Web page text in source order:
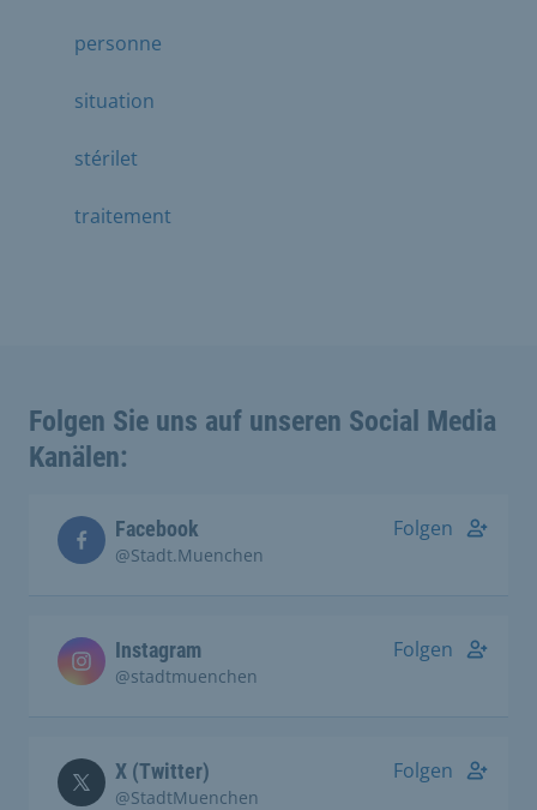
personne
situation
stérilet
traitement
Folgen Sie uns auf unseren Social Media
Kanälen:
Facebook
@Stadt.Muenchen
Folgen
Instagram
@stadtmuenchen
Folgen
X (Twitter)
@StadtMuenchen
Folgen